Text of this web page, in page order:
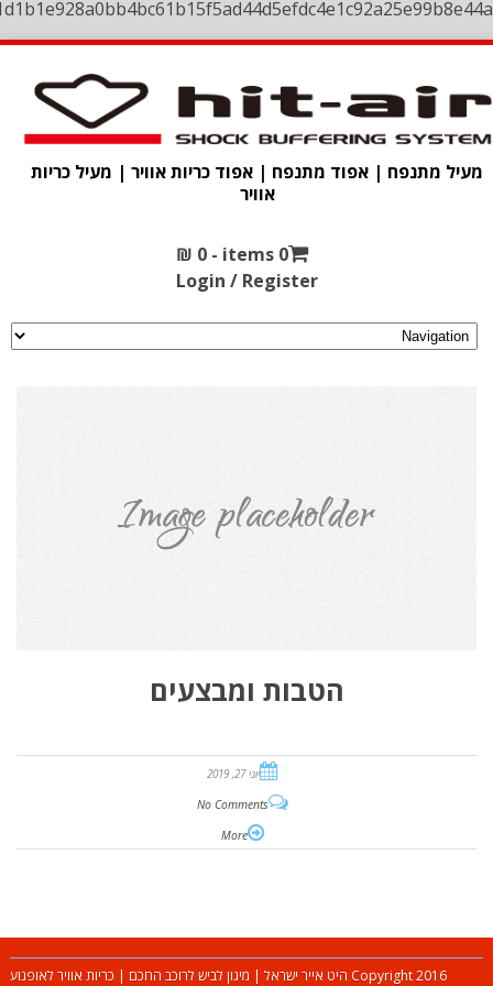
מעיל מתנפח | אפוד מתנפח | אפוד כריות אוויר | מעיל כריות
אוויר
0 items -
₪ 0
Login / Register
הטבות ומבצעים
יוני 27, 2019
No Comments
More
Copyright 2016 היט אייר ישראל | מיגון לביש לרוכב החכם | כריות אוויר לאופנוע